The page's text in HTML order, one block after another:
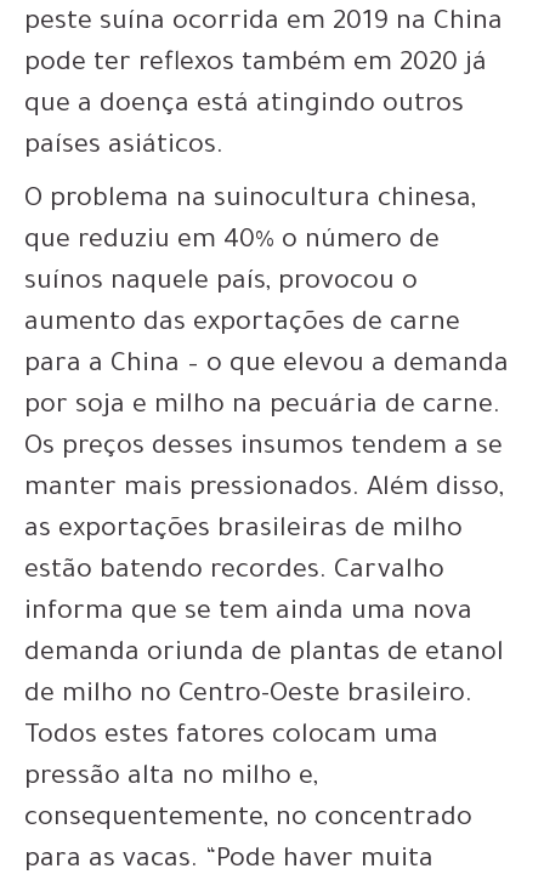
peste suína ocorrida em 2019 na China
pode ter reflexos também em 2020 já
que a doença está atingindo outros
países asiáticos.
O problema na suinocultura chinesa,
que reduziu em 40% o número de
suínos naquele país, provocou o
aumento das exportações de carne
para a China – o que elevou a demanda
por soja e milho na pecuária de carne.
Os preços desses insumos tendem a se
manter mais pressionados. Além disso,
as exportações brasileiras de milho
estão batendo recordes. Carvalho
informa que se tem ainda uma nova
demanda oriunda de plantas de etanol
de milho no Centro-Oeste brasileiro.
Todos estes fatores colocam uma
pressão alta no milho e,
consequentemente, no concentrado
para as vacas. “Pode haver muita